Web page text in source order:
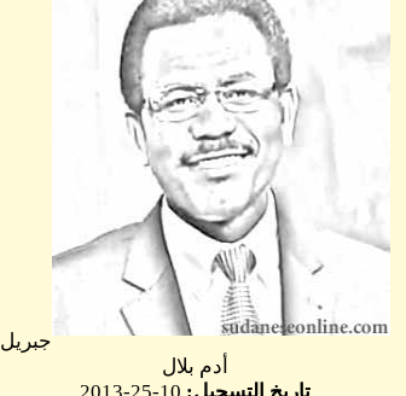
جبريل
أدم بلال